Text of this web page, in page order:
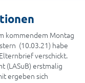
kommendem Montag
(10.03.21) habe
verschickt.
(LASuB) erstmalig
ergeben sich